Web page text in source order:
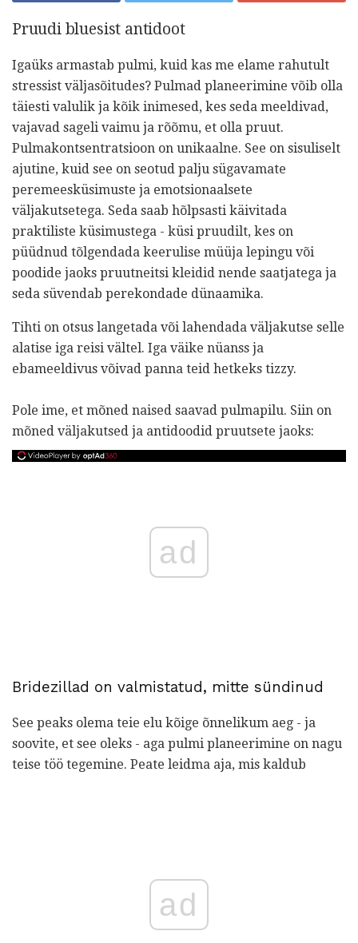
Pruudi bluesist antidoot
Igaüks armastab pulmi, kuid kas me elame rahutult
stressist väljasõitudes? Pulmad planeerimine võib olla
täiesti valulik ja kõik inimesed, kes seda meeldivad,
vajavad sageli vaimu ja rõõmu, et olla pruut.
Pulmakontsentratsioon on unikaalne. See on sisuliselt
ajutine, kuid see on seotud palju sügavamate
peremeesküsimuste ja emotsionaalsete
väljakutsetega. Seda saab hõlpsasti käivitada
praktiliste küsimustega - küsi pruudilt, kes on
püüdnud tõlgendada keerulise müüja lepingu või
poodide jaoks pruutneitsi kleidid nende saatjatega ja
seda süvendab perekondade dünaamika.
Tihti on otsus langetada või lahendada väljakutse selle
alatise iga reisi vältel. Iga väike nüanss ja
ebameeldivus võivad panna teid hetkeks tizzy.
Pole ime, et mõned naised saavad pulmapilu. Siin on
mõned väljakutsed ja antidoodid pruutsete jaoks:
ad
Bridezillad on valmistatud, mitte sündinud
See peaks olema teie elu kõige õnnelikum aeg - ja
soovite, et see oleks - aga pulmi planeerimine on nagu
teise töö tegemine. Peate leidma aja, mis kaldub
ad